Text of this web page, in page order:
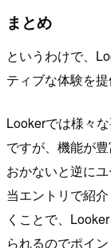
まとめ
というわけで、
ティブな体験を
Lookerでは様々
ですが、機能が
おかないと逆に
当エントリで紹
くことで、
られるのでポイ